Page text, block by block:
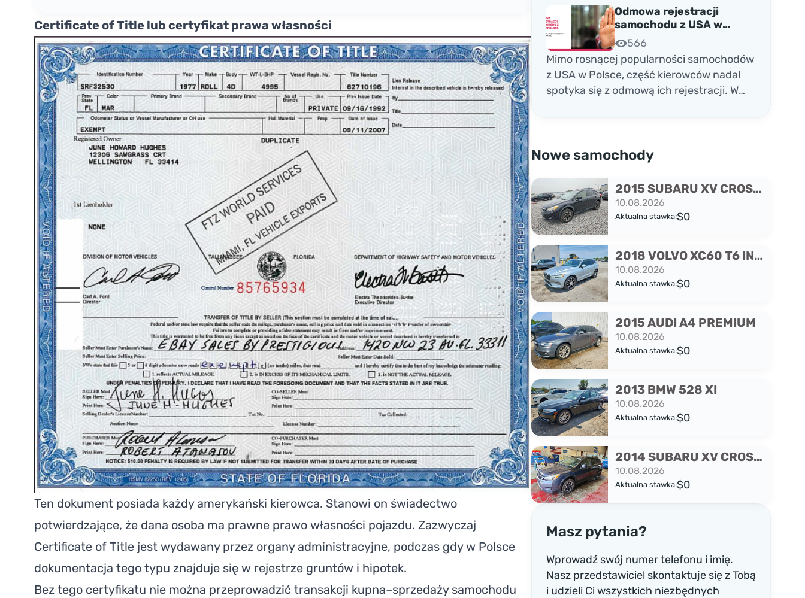
Certificate of Title lub certyfikat prawa własności
Ten dokument posiada każdy amerykański kierowca. Stanowi on świadectwo
potwierdzające, że dana osoba ma prawne prawo własności pojazdu. Zazwyczaj
Certificate of Title jest wydawany przez organy administracyjne, podczas gdy w Polsce
dokumentacja tego typu znajduje się w rejestrze gruntów i hipotek.
Bez tego certyfikatu nie można przeprowadzić transakcji kupna–sprzedaży samochodu
krytyczne. Dlatego tajne materiały
dealerów pomogą Ci prowadzić udany
biznes motoryzacyjny.
Odmowa rejestracji
samochodu z USA w
Polsce: przyczyny, ryzyka
i sposoby, jak ich uniknąć
566
Mimo rosnącej popularności samochodów
z USA w Polsce, część kierowców nadal
spotyka się z odmową ich rejestracji. W
poruszania się po drogach, a w dalszej
Dlatego warto wiedzieć, w jakich
sytuacjach polski wydział komunikacji
może odmówić rejestracji auta
sprowadzonego ze Stanów
Zjednoczonych.
Nowe samochody
2015 SUBARU XV CROSSTREK 2.0 PREMIUM
10.08.2026
Aktualna stawka:$0
2018 VOLVO XC60 T6 INSCRIPTION
10.08.2026
Aktualna stawka:$0
2015 AUDI A4 PREMIUM
10.08.2026
Aktualna stawka:$0
2013 BMW 528 XI
10.08.2026
Aktualna stawka:$0
2014 SUBARU XV CROSSTREK 2.0 PREMIUM
10.08.2026
Aktualna stawka:$0
Masz pytania?
Wprowadź swój numer telefonu i imię.
Nasz przedstawiciel skontaktuje się z Tobą
i udzieli Ci wszystkich niezbędnych